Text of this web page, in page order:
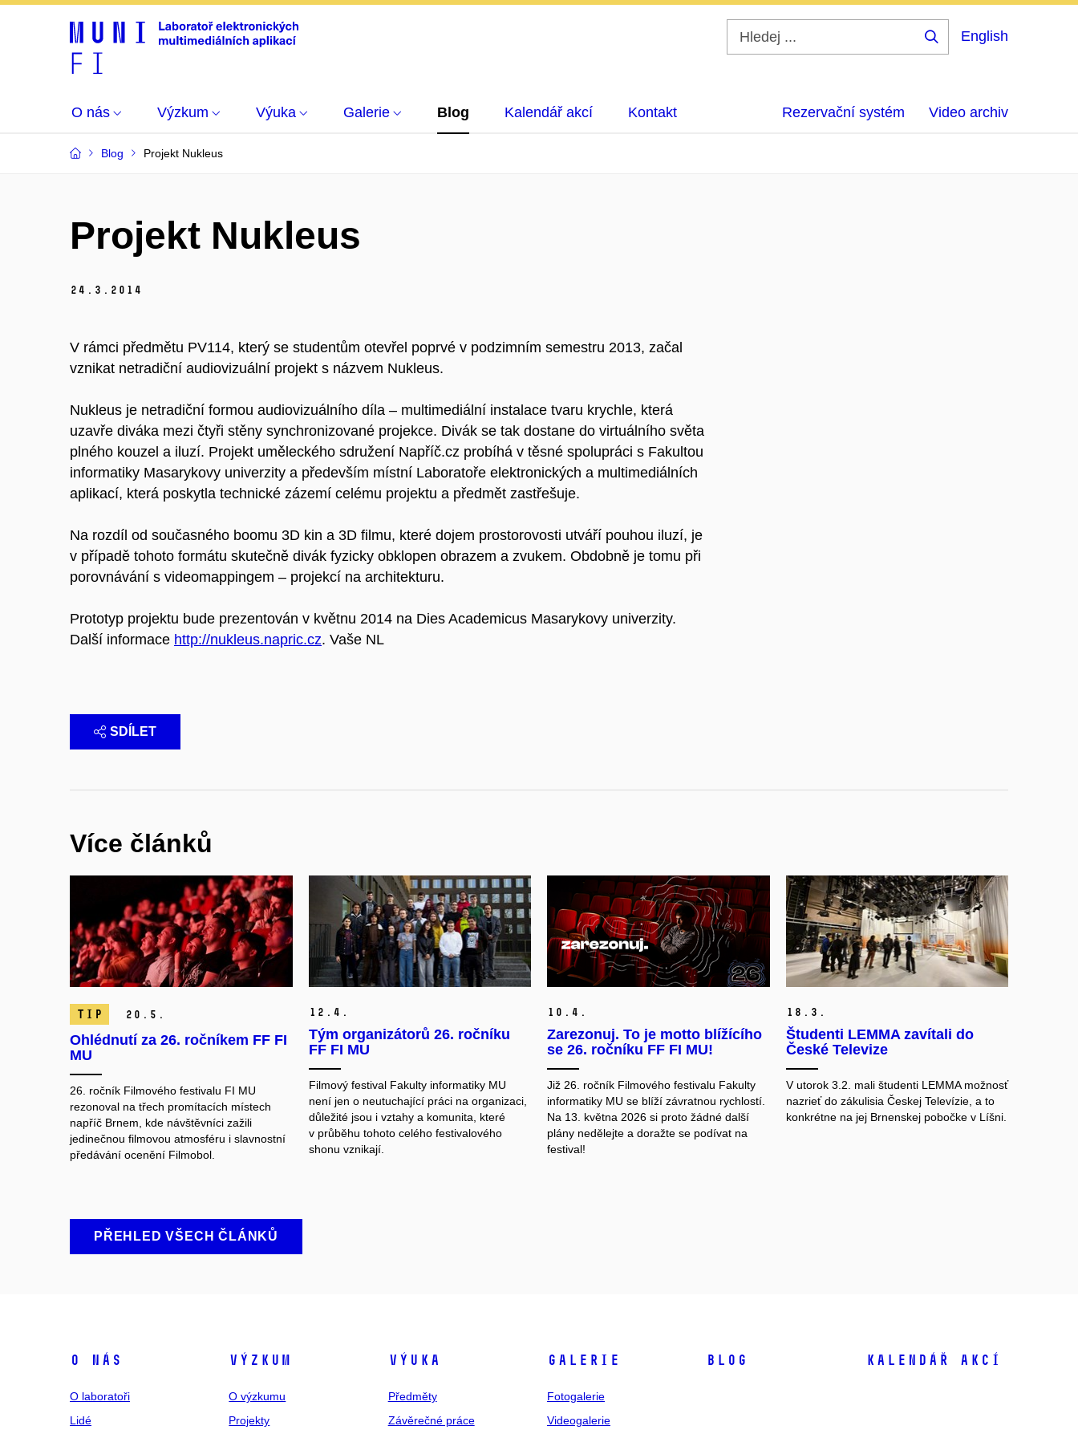
English
O nás Výzkum Výuka Galerie Blog Kalendář akcí Kontakt Rezervační systém Video archiv
Blog Projekt Nukleus
Projekt Nukleus
24. 3. 2014
V rámci předmětu PV114, který se studentům otevřel poprvé v podzimním semestru 2013, začal
vznikat netradiční audiovizuální projekt s názvem Nukleus.
Nukleus je netradiční formou audiovizuálního díla – multimediální instalace tvaru krychle, která
uzavře diváka mezi čtyři stěny synchronizované projekce. Divák se tak dostane do virtuálního světa
plného kouzel a iluzí. Projekt uměleckého sdružení Napříč.cz probíhá v těsné spolupráci s Fakultou
informatiky Masarykovy univerzity a především místní Laboratoře elektronických a multimediálních
aplikací, která poskytla technické zázemí celému projektu a předmět zastřešuje.
Na rozdíl od současného boomu 3D kin a 3D filmu, které dojem prostorovosti utváří pouhou iluzí, je
v případě tohoto formátu skutečně divák fyzicky obklopen obrazem a zvukem. Obdobně je tomu při
porovnávání s videomappingem – projekcí na architekturu.
Prototyp projektu bude prezentován v květnu 2014 na Dies Academicus Masarykovy univerzity.
Další informace http://nukleus­.napric.cz. Vaše NL
SDÍLET
Více článků
TIP 20. 5.
Ohlédnutí za 26. ročníkem FF FI
MU
26. ročník Filmového festivalu FI MU
rezonoval na třech promítacích místech
napříč Brnem, kde návštěvníci zažili
jedinečnou filmovou atmosféru i slavnostní
předávání ocenění Filmobol.
12. 4.
Tým organizátorů 26. ročníku
FF FI MU
Filmový festival Fakulty informatiky MU
není jen o neutuchající práci na organizaci,
důležité jsou i vztahy a komunita, které
v průběhu tohoto celého festivalového
shonu vznikají.
10. 4.
Zarezonuj. To je motto blížícího
se 26. ročníku FF FI MU!
Již 26. ročník Filmového festivalu Fakulty
informatiky MU se blíží závratnou rychlostí.
Na 13. května 2026 si proto žádné další
plány nedělejte a doražte se podívat na
festival!
18. 3.
Študenti LEMMA zavítali do
České Televize
V utorok 3.2. mali študenti LEMMA možnosť
nazrieť do zákulisia Českej Televízie, a to
konkrétne na jej Brnenskej pobočke v Líšni.
PŘEHLED VŠECH ČLÁNKŮ
O nás
O laboratoři
Lidé
Výzkum
O výzkumu
Projekty
Výuka
Předměty
Závěrečné práce
Galerie
Fotogalerie
Videogalerie
Blog Kalendář akcí